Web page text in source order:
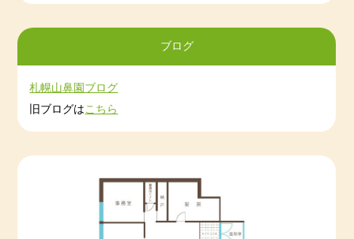
2023-03-06 令和５年２月度
2023-02-07 令和５年１月度
令和4年12月度
2022-11-02 令和４年10月度
令和4年7月度
ブログ
札幌山鼻園ブログ
旧ブログは こちら